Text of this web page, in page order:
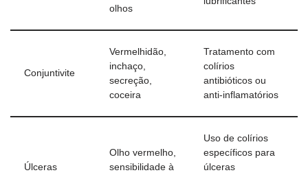
olhos
Conjuntivite
Vermelhidão,
inchaço,
secreção,
coceira
Tratamento com
colírios
antibióticos ou
anti-inflamatórios
Úlceras
Olho vermelho,
sensibilidade à
Uso de colírios
específicos para
úlceras